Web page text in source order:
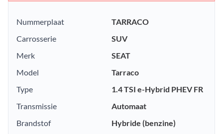
Nummerplaat
TARRACO
Carrosserie
SUV
Merk
SEAT
Model
Tarraco
Type
1.4 TSI e-Hybrid PHEV FR
Transmissie
Automaat
Brandstof
Hybride (benzine)